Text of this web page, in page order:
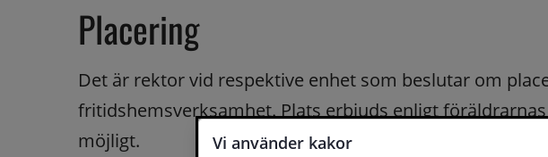
Vi använder kakor
Placering
Det är rektor vid respektive enhet som beslutar om
fritidshemsverksamhet. Plats erbjuds enligt
möjligt.